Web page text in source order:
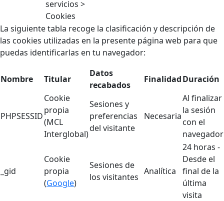
servicios >
Cookies
La siguiente tabla recoge la clasificación y descripción de
las cookies utilizadas en la presente página web para que
puedas identificarlas en tu navegador:
Nombre Titular
Datos
recabados
FinalidadDuración
PHPSESSID
Cookie
propia
(MCL
Interglobal)
Sesiones y
preferencias
del visitante
Necesaria
Al finalizar
la sesión
con el
navegador
_gid
Cookie
propia
(Google)
Sesiones de
los visitantes
Analítica
24 horas -
Desde el
final de la
última
visita